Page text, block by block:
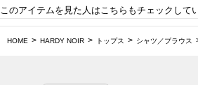
このアイテムを見た人はこちらもチェックして
HOME HARDY NOIR トップス シャツ／ブラウス